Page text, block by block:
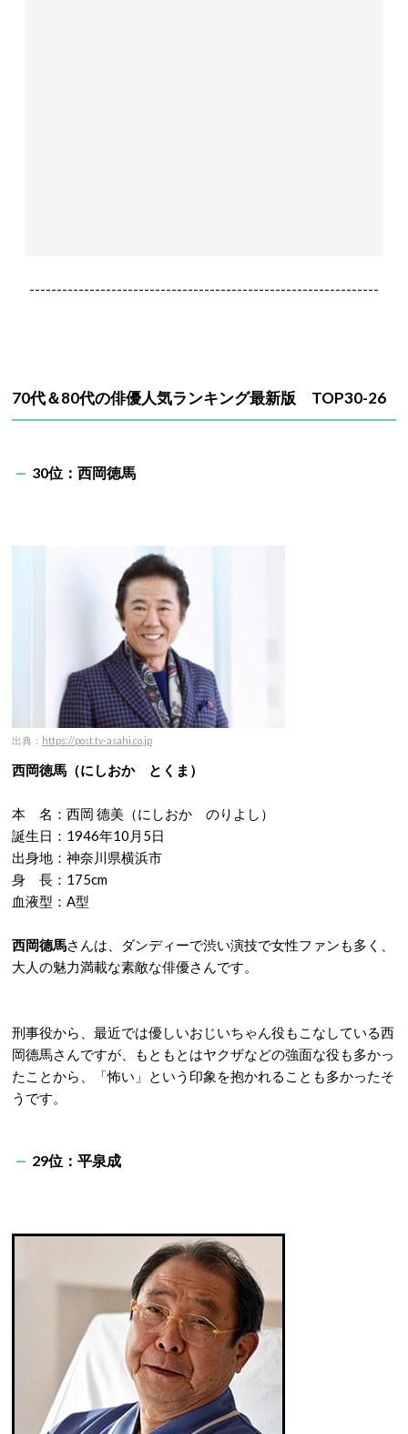
----------------------------------------------------------------
70代＆80代の俳優人気ランキング最新版 TOP30-26
30位：西岡徳馬
出典： https://post.tv-asahi.co.jp
西岡徳馬（にしおか とくま）
本 名：西岡 德美（にしおか のりよし）
誕生日：1946年10月5日
出身地：神奈川県横浜市
身 長：175cm
血液型：A型
西岡德馬さんは、ダンディーで渋い演技で女性ファンも多く、
大人の魅力満載な素敵な俳優さんです。
刑事役から、最近では優しいおじいちゃん役もこなしている西
岡德馬さんですが、もともとはヤクザなどの強面な役も多かっ
たことから、「怖い」という印象を抱かれることも多かったそ
うです。
29位：平泉成